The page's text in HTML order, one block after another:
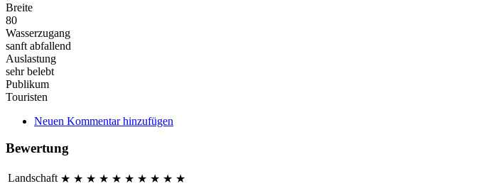
Breite
80
Wasserzugang
sanft abfallend
Auslastung
sehr belebt
Publikum
Touristen
Neuen Kommentar hinzufügen
Bewertung
Landschaft ★ ★ ★ ★ ★ ★ ★ ★ ★ ★